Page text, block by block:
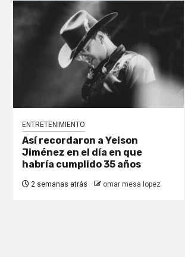
ENTRETENIMIENTO
Así recordaron a Yeison
Jiménez en el día en que
habría cumplido 35 años
2 semanas atrás omar mesa lopez